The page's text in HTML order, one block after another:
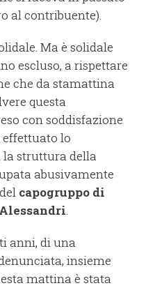
al contribuente).
Ma è solidale
escluso, a rispettare
che da stamattina
questa
con soddisfazione
effettuato lo
la struttura della
abusivamente
capogruppo di
.
anni, di una
insieme
mattina è stata